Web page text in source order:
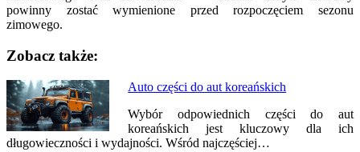
powinny zostać wymienione przed rozpoczęciem sezonu
zimowego.
Zobacz także:
Auto części do aut koreańskich
Wybór odpowiednich części do aut
koreańskich jest kluczowy dla ich
długowieczności i wydajności. Wśród najczęściej…
Nawigacja
wpisu